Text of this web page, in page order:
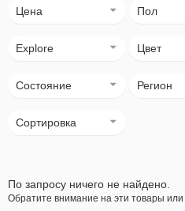
Цена Пол
Explore Цвет
Состояние Регион
Сортировка
По запросу ничего не найдено.
Обратите внимание на эти товары или